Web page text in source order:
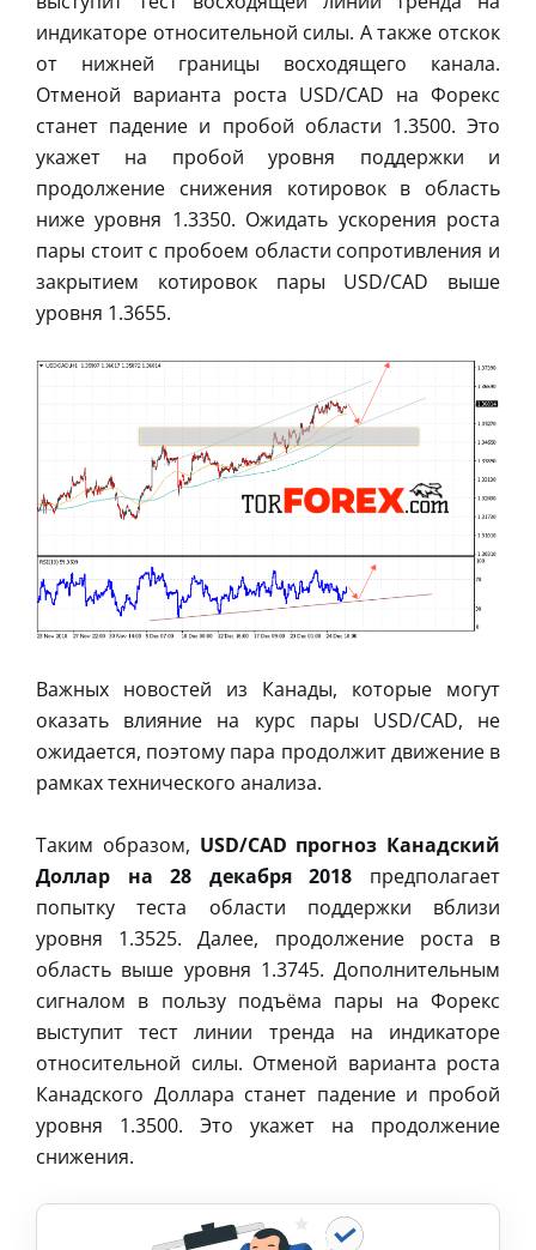
индикаторе относительной силы. А также отскок
от нижней границы восходящего канала.
Отменой варианта роста USD/CAD на Форекс
станет падение и пробой области 1.3500. Это
укажет на пробой уровня поддержки и
продолжение снижения котировок в область
ниже уровня 1.3350. Ожидать ускорения роста
пары стоит с пробоем области сопротивления и
закрытием котировок пары USD/CAD выше
уровня 1.3655.
Важных новостей из Канады, которые могут
оказать влияние на курс пары USD/CAD, не
ожидается, поэтому пара продолжит движение в
рамках технического анализа.
Таким образом, USD/CAD прогноз Канадский
Доллар на 28 декабря 2018 предполагает
попытку теста области поддержки вблизи
уровня 1.3525. Далее, продолжение роста в
область выше уровня 1.3745. Дополнительным
сигналом в пользу подъёма пары на Форекс
выступит тест линии тренда на индикаторе
относительной силы. Отменой варианта роста
Канадского Доллара станет падение и пробой
уровня 1.3500. Это укажет на продолжение
снижения.